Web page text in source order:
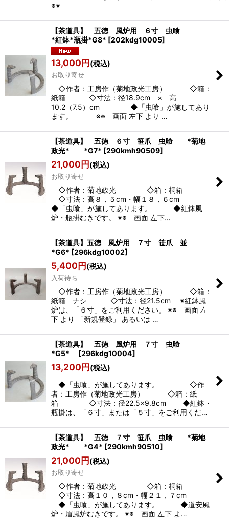
※※
【茶道具】 五徳 風炉用 ６寸 虫喰
*紅鉢*瓶掛*G8* [202kdg10005]
13,000円(税込)
お取り寄せ
◇作者：工房作（菊地政光工房） ◇箱：
紙箱 ◇寸法：径18.9cm × 高
10.2（7.5）cm ◆「虫喰」が施してあり
ます。 ※※ 画面 左下 より …
【茶道具】 五徳 ６寸 笹爪 虫喰 *菊地
政光* *G7* [290kmh90509]
21,000円(税込)
お取り寄せ
◇作者：菊地政光 ◇箱：桐箱
◇寸法：高８，５cm・幅１８，６cm
◆「虫喰」が施してあります。 ◆紅鉢風
炉・瓶掛むきです。 ※※ 画面 左下…
【茶道具】五徳 風炉用 ７寸 笹爪 並
*G6* [296kdg10002]
5,400円(税込)
入荷待ち
◇作者：工房作（菊地政光工房） ◇箱：
紙箱 ナシ ◇寸法：径21.5cm ※紅鉢風
炉は、「６寸」をご利用ください。 ※※ 画面 左
下 より 「新規登録」 あるいは …
【茶道具】 五徳 風炉用 ７寸 虫喰
*G5*
[296kdg10004]
13,200円(税込)
◆「虫喰」が施してあります。 ◇作
者：工房作（菊地政光工房） ◇箱：紙
箱 ◇寸法：径22.5×9.8cm ◆紅鉢・
瓶掛は、「６寸」または「５寸」をご利用くだ…
【茶道具】 五徳 ７寸 笹爪 虫喰 *菊地
政光* *G4* [290kmh90510]
21,000円(税込)
お取り寄せ
◇作者：菊地政光 ◇箱：桐箱
◇寸法：高１０，８cm・幅２１，７cm
◆「虫喰」が施してあります。 ◆道安風
炉・眉風炉むきです。 ※※ 画面 左下 よ…